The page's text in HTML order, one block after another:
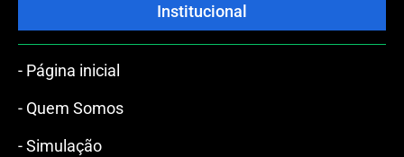
Institucional
- Página inicial
- Quem Somos
- Simulação